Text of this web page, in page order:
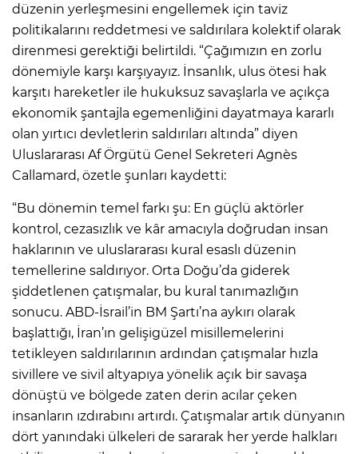
düzenin yerleşmesini engellemek için taviz
politikalarını reddetmesi ve saldırılara kolektif olarak
direnmesi gerektiği belirtildi. “Çağımızın en zorlu
dönemiyle karşı karşıyayız. İnsanlık, ulus ötesi hak
karşıtı hareketler ile hukuksuz savaşlarla ve açıkça
ekonomik şantajla egemenliğini dayatmaya kararlı
olan yırtıcı devletlerin saldırıları altında” diyen
Uluslararası Af Örgütü Genel Sekreteri Agnès
Callamard, özetle şunları kaydetti:
“Bu dönemin temel farkı şu: En güçlü aktörler
kontrol, cezasızlık ve kâr amacıyla doğrudan insan
haklarının ve uluslararası kural esaslı düzenin
temellerine saldırıyor. Orta Doğu’da giderek
şiddetlenen çatışmalar, bu kural tanımazlığın
sonucu. ABD-İsrail’in BM Şartı’na aykırı olarak
başlattığı, İran’ın gelişigüzel misillemelerini
tetikleyen saldırılarının ardından çatışmalar hızla
sivillere ve sivil altyapıya yönelik açık bir savaşa
dönüştü ve bölgede zaten derin acılar çeken
insanların ızdırabını artırdı. Çatışmalar artık dünyanın
dört yanındaki ülkeleri de sararak her yerde halkları